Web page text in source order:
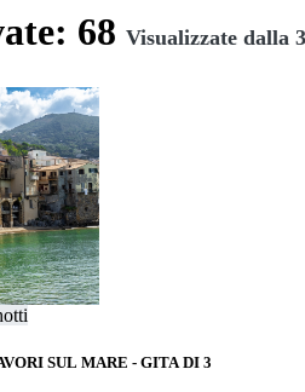
68 Visualizzate dalla
SUL MARE - GITA DI 3